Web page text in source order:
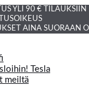
YLI 90 € TILAUKSIIN
AINA SUORAAN